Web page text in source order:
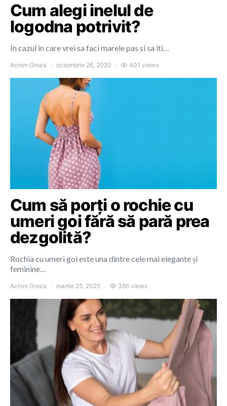
Cum alegi inelul de
logodna potrivit?
In cazul in care vrei sa faci marele pas si sa iti…
Achim Groza octombrie 26, 2020 401 views
Cum să porți o rochie cu
umeri goi fără să pară prea
dezgolită?
Rochia cu umeri goi este una dintre cele mai elegante și
feminine…
Achim Groza martie 25, 2025 386 views